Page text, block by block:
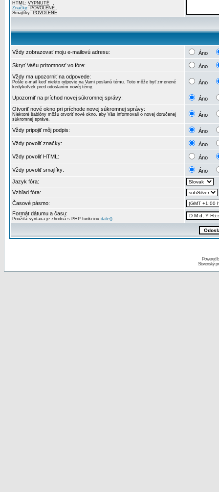
HTML: VYPNUTÉ
Značky: POVOLENÉ
Smajlíky: POVOLENÉ
Vždy zobrazovať moju e-mailovú adresu: Áno
Skryť Vašu prítomnosť vo fóre:
Áno
Vždy ma upozorniť na odpovede:
Pošle e-mail keď niekto odpovie na Vami poslanú tému. Toto môže byť zmenené
kedykoľvek pred odoslaním novéj témy.
Áno
Upozorniť na príchod novej súkromnej správy:
Áno
Otvoriť nové okno pri príchode novej súkromnej správy:
Niektoré šablóny môžu otvoriť nové okno, aby Vás informovali o novej doručenej
súkromnej správe.
Áno
Vždy pripojiť môj podpis: Áno
Vždy povoliť značky: Áno
Vždy povoliť HTML: Áno
Vždy povoliť smajlíky:
Áno
Jazyk fóra:
Vzhľad fóra:
Časové pásmo:
Formát dátumu a času:
Použitá syntaxa je zhodná s PHP funkciou date().
Powered
Slovenský